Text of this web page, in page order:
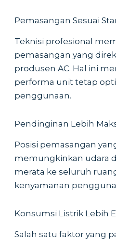
Pemasangan Sesuai
Teknisi profesional
pemasangan yang
produsen AC. Hal ini
performa unit tetap
penggunaan.
Pendinginan Lebih
Posisi pemasangan
memungkinkan udara
merata ke seluruh
kenyamanan
Konsumsi Listrik Lebih
Salah satu faktor yang